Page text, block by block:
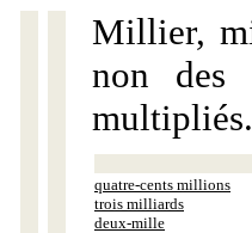
Millier,
non des
quatre-cents millions
trois milliards
deux-mille